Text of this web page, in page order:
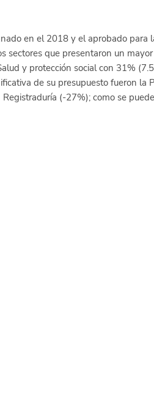
en el 2018 y el aprobado para
sectores que presentaron un
y protección social con 31%
de su presupuesto fueron la
(-27%); como se